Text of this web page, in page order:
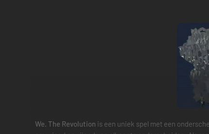
We. The Revolution is een uniek spel met een